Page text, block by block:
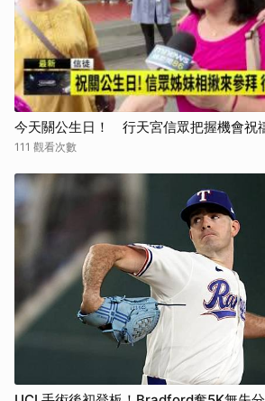
今天關公生日！ 行天宮信眾把握機會祝
111 觀看次數